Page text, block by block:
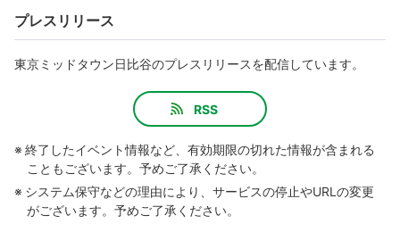
プレスリリース
東京ミッドタウン日比谷のプレスリリースを配信しています。
RSS
※ 終了したイベント情報など、有効期限の切れた情報が含まれる
こともございます。予めご了承ください。
※ システム保守などの理由により、サービスの停止やURLの変更
がございます。予めご了承ください。